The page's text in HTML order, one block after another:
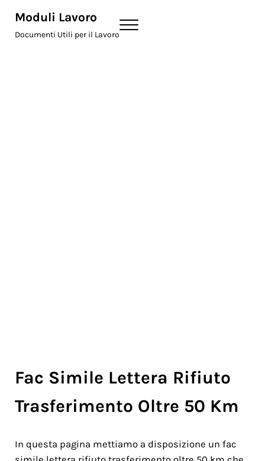
Moduli Lavoro
Documenti Utili per il Lavoro
Menu
Fac Simile Lettera Rifiuto
Trasferimento Oltre 50 Km
In questa pagina mettiamo a disposizione un fac